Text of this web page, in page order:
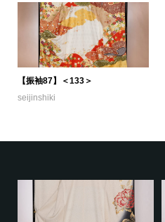
【振袖87】＜133＞
seijinshiki